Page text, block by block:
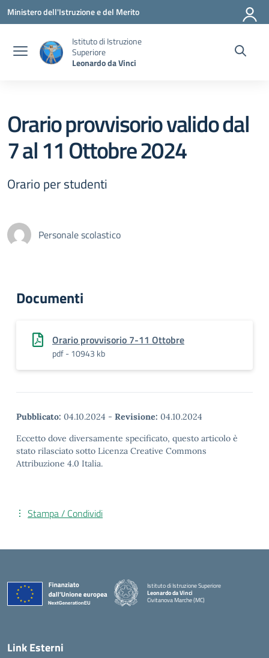
Vai ai contenuti
Vai al menu di navigazione
Vai al footer
Ministero dell'Istruzione e del Merito
Istituto di Istruzione
Superiore
Leonardo da Vinci
Orario provvisorio valido dal
7 al 11 Ottobre 2024
Orario per studenti
Personale scolastico
Documenti
Orario provvisorio 7-11 Ottobre
pdf - 10943 kb
Pubblicato: 04.10.2024 - Revisione: 04.10.2024
Eccetto dove diversamente specificato, questo articolo è
stato rilasciato sotto Licenza Creative Commons
Attribuzione 4.0 Italia.
Stampa / Condividi
Istituto di Istruzione Superiore
Leonardo da Vinci
Civitanova Marche (MC)
Link Esterni